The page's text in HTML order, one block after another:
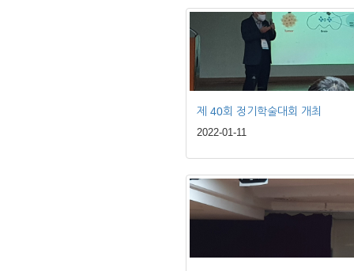
제 40회 정기학술대회 개최
2022-01-11